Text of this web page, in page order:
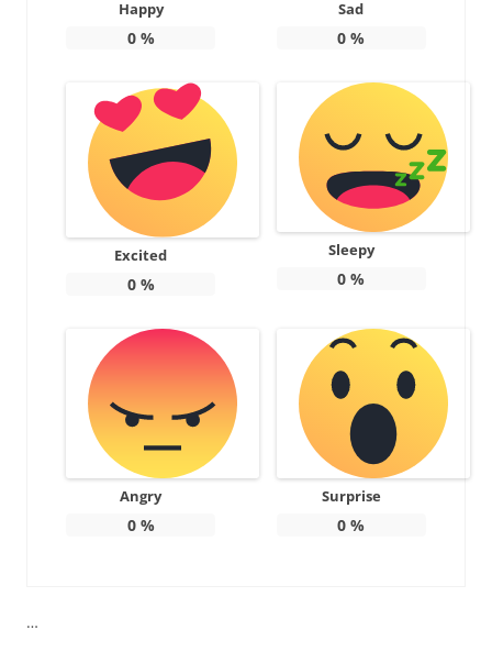
Happy
0%
Sad
0 %
Excited
0%
Sleepy
0 %
Angry
0%
Surprise
0 %
…